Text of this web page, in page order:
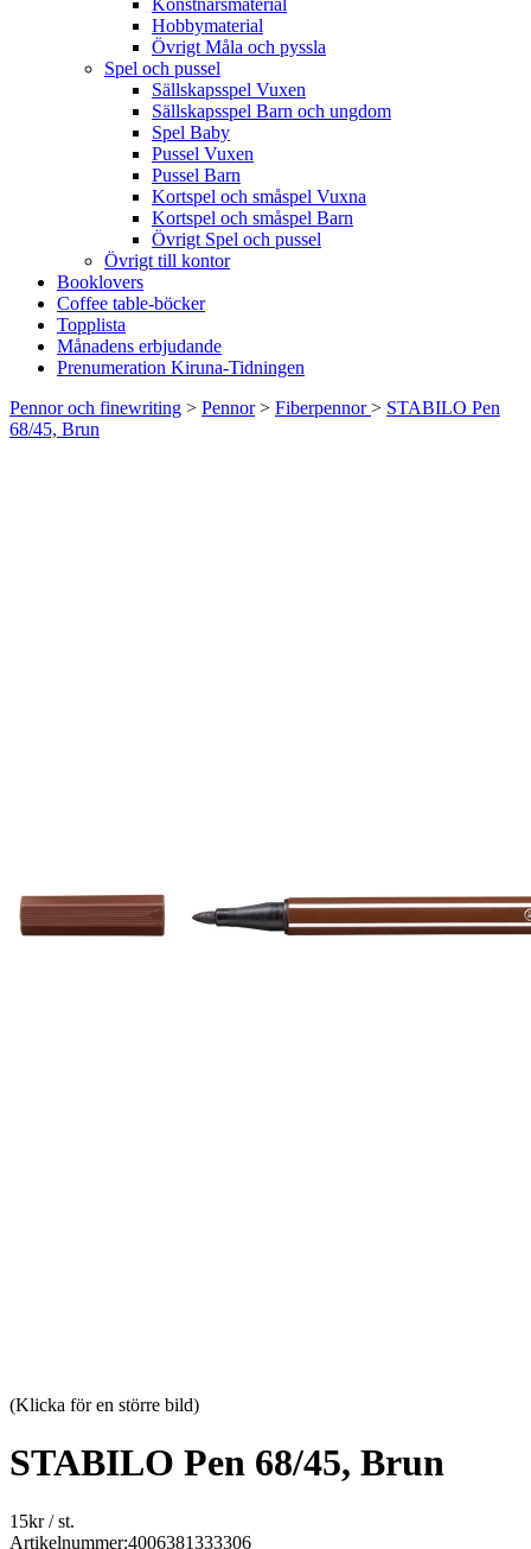
Konstnärsmaterial
Hobbymaterial
Övrigt Måla och pyssla
Spel och pussel
Sällskapsspel Vuxen
Sällskapsspel Barn och ungdom
Spel Baby
Pussel Vuxen
Pussel Barn
Kortspel och småspel Vuxna
Kortspel och småspel Barn
Övrigt Spel och pussel
Övrigt till kontor
Booklovers
Coffee table-böcker
Topplista
Månadens erbjudande
Prenumeration Kiruna-Tidningen
Pennor och finewriting > Pennor> Fiberpennor> STABILO Pen
68/45, Brun
(Klicka för en större bild)
STABILO Pen 68/45, Brun
15kr/ st.
Artikelnummer:4006381333306